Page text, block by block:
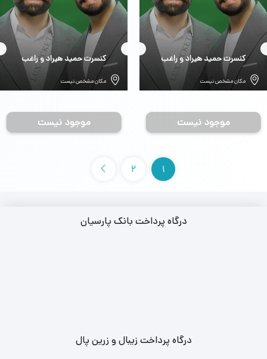
بلیط
کنسرت حمید هیراد و راغب
مکان مشخص نیست
موجود نیست
بلیط
کنسرت حمید هیراد و راغب
مکان مشخص نیست
موجود نیست
1
2
درگاه پرداخت بانک پارسیان
درگاه پرداخت زیبال و زرین پال